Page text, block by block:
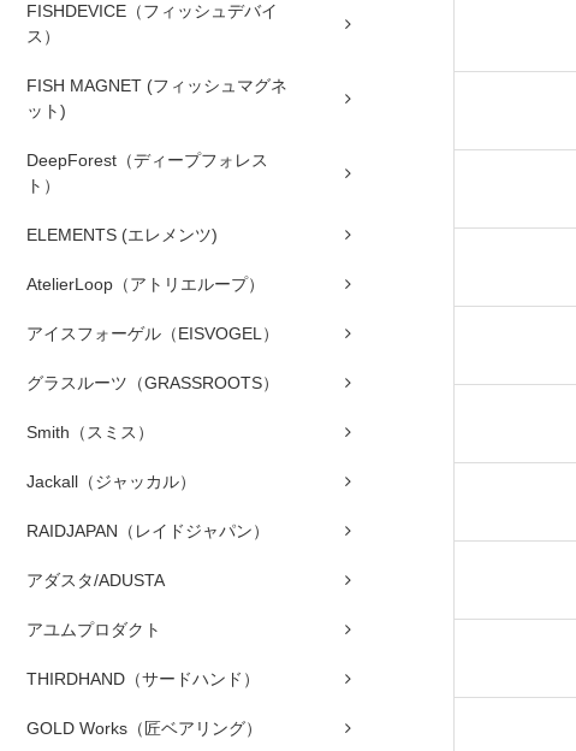
FISHDEVICE（フィッシュデバイ
ス）
FISH MAGNET (フィッシュマグネ
ット)
DeepForest（ディープフォレス
ト）
ELEMENTS (エレメンツ)
AtelierLoop（アトリエループ）
アイスフォーゲル（EISVOGEL）
グラスルーツ（GRASSROOTS）
Smith（スミス）
Jackall（ジャッカル）
RAIDJAPAN（レイドジャパン）
アダスタ/ADUSTA
アユムプロダクト
THIRDHAND（サードハンド）
GOLD Works（匠ベアリング）